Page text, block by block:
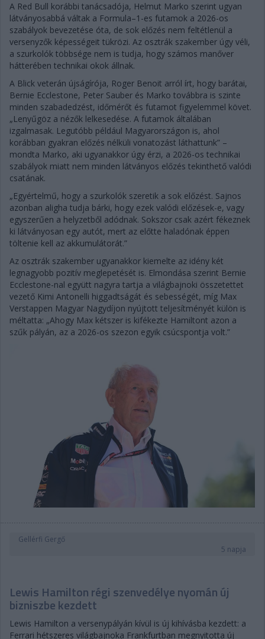
A Red Bull korábbi tanácsadója, Helmut Marko szerint ugyan
látványosabbá váltak a Formula–1-es futamok a 2026-os
szabályok bevezetése óta, de sok előzés nem feltétlenül a
versenyzők képességeit tükrözi. Az osztrák szakember úgy véli,
a szurkolók többsége nem is tudja, hogy számos manőver
hátterében technikai okok állnak.
A Blick veterán újságírója, Roger Benoit arról írt, hogy barátai,
Bernie Ecclestone, Peter Sauber és Marko továbbra is szinte
minden szabadedzést, időmérőt és futamot figyelemmel követ.
„Lenyűgöz a nézők lelkesedése. A futamok általában
izgalmasak. Legutóbb például Magyarországon is, ahol
korábban gyakran előzés nélküli vonatozást láthattunk” –
mondta Marko, aki ugyanakkor úgy érzi, a 2026-os technikai
szabályok miatt nem minden látványos előzés tekinthető valódi
csatának.
„Egyértelmű, hogy a szurkolók szeretik a sok előzést. Sajnos
azonban aligha tudja bárki, hogy ezek valódi előzések-e, vagy
egyszerűen a helyzetből adódnak. Sokszor csak azért fékeznek
ki látványosan egy autót, mert az előtte haladónak éppen
töltenie kell az akkumulátorát.”
Az osztrák szakember ugyanakkor kiemelte az idény két
legnagyobb pozitív meglepetését is. Elmondása szerint Bernie
Ecclestone-nal együtt nagyra tartja a világbajnoki összetettet
vezető Kimi Antonelli higgadtságát és sebességét, míg Max
Verstappen Magyar Nagydíjon nyújtott teljesítményét külön is
méltatta: „Ahogy Max kétszer is kifékezte Hamiltont azon a
szűk pályán, az a 2026-os szezon egyik csúcspontja volt.”
Gellérfi Gergő
5 napja
Lewis Hamilton régi szenvedélye nyomán új
bizniszbe kezdett
Lewis Hamilton a versenypályán kívül is új kihívásba kezdett: a
Ferrari hétszeres világbajnoka Frankfurtban megnyitotta új